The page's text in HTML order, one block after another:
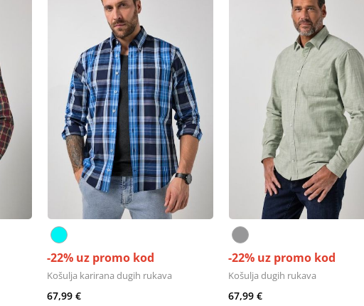
-22% uz promo kod
Košulja karirana dugih rukava
67,99 €
-22% uz promo kod
Košulja dugih rukava
67,99 €